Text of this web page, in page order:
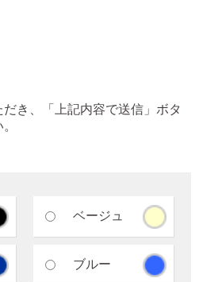
き、「上記内容で送信」ボタ
ベージュ
ブルー